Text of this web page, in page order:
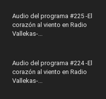
Audio del programa #225 -El
corazón al viento en Radio
Vallekas-...
Audio del programa #224 -El
corazón al viento en Radio
Vallekas-...